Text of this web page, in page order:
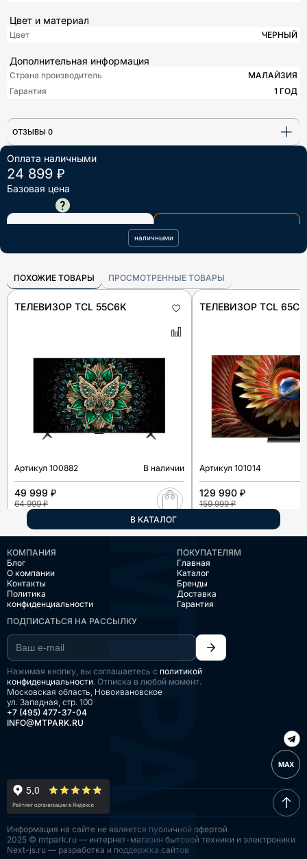
Оплата наличными
24 899 ₽
Базовая цена
В КОРЗИНУ
наличными
Цвет и материал
Цвет ЧЕРНЫЙ
Дополнительная информация
Страна производитель
МАЛАЙЗИЯ
Гарантия
1 ГОД
ОТЗЫВЫ 0
ПОХОЖИЕ ТОВАРЫ ПРОСМОТРЕННЫЕ ТОВАРЫ
В КАТАЛОГ
ТЕЛЕВИЗОР TCL 55C6K
Артикул 100882 В наличии
49 999 ₽
64 999 ₽
ТЕЛЕВИЗОР TCL
Артикул 101014
129 990 ₽
159 999 ₽
КОМПАНИЯ
Блог
О компании
Контакты
Политика
конфиденциальности
ПОКУПАТЕЛЯМ
Главная
Каталог
Бренды
Доставка
Гарантия
ПОДПИСАТЬСЯ НА РАССЫЛКУ
Нажимая кнопку, вы соглашаетесь с политикой
конфиденциальности. Отписка в любой момент.
Московская область, Новоивановское
ул. Западная, стр. 100
+7 (495) 477-37-04
INFO@MTPARK.RU
MAX
Информация на сайте не является публичной офертой
2025 © mtpark.ru — интернет-магазин бытовой техники и электроники
Next-js.ru — разработка и поддержка сайтов